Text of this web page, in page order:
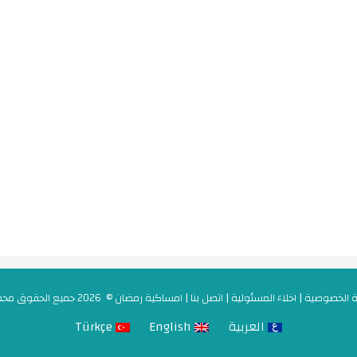
الخصوصية | اخلاء المسئولية | اتصل بنا | امساكية رمضان© 2026 جميع الحقوق محفوظة
العربية